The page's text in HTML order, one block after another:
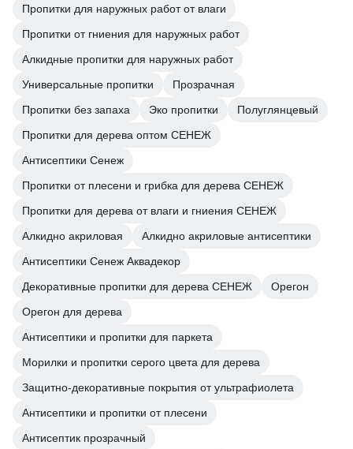
Пропитки для наружных работ от влаги
Пропитки от гниения для наружных работ
Алкидные пропитки для наружных работ
Универсальные пропитки
Прозрачная
Пропитки без запаха
Эко пропитки
Полуглянцевый
Пропитки для дерева оптом СЕНЕЖ
Антисептики Сенеж
Пропитки от плесени и грибка для дерева СЕНЕЖ
Пропитки для дерева от влаги и гниения СЕНЕЖ
Алкидно акриловая
Алкидно акриловые антисептики
Антисептики Сенеж Аквадекор
Декоративные пропитки для дерева СЕНЕЖ
Орегон
Орегон для дерева
Антисептики и пропитки для паркета
Морилки и пропитки серого цвета для дерева
Защитно-декоративные покрытия от ультрафиолета
Антисептики и пропитки от плесени
Антисептик прозрачный